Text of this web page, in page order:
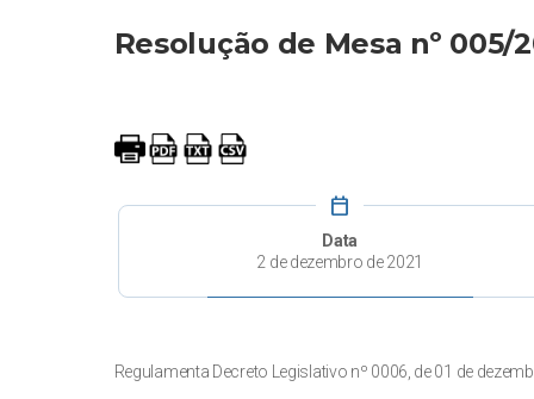
Resolução de Mesa nº 005/
calendar_today
Data
2 de dezembro de 2021
Regulamenta Decreto Legislativo nº 0006, de 01 de